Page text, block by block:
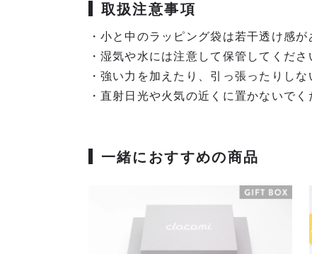
取扱注意事項
・小と中のラッピング袋は若干透け感が
・湿気や水には注意して保管してくださ
・強い力を加えたり、引っ張ったりしな
・直射日光や火気の近くに置かないでく
一緒におすすめの商品